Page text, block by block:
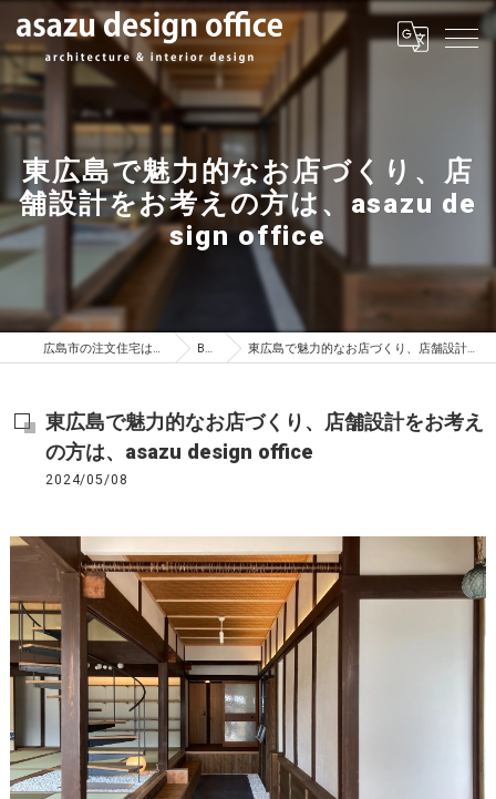
東広島で魅力的なお店づくり、店
舗設計をお考えの方は、asazu de
sign office
広島市の注文住宅はasazu design office BLOG 東広島で魅力的なお店づくり、店舗設計をお考えの方は、asazu design office
東広島で魅力的なお店づくり、店舗設計をお考え
の方は、asazu design office
2024/05/08